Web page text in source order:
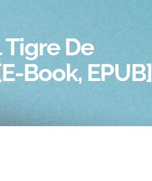
Tigre De
Book, EPUB]